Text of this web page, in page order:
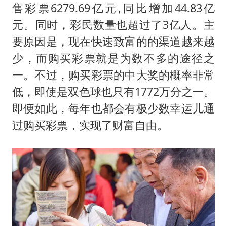
国防部回应日本试射“战斧”导弹
曝美拒绝乌增购“爱国者”导弹请求
改名后的“青海拉面”店
中国女篮热身赛7日将战尼日利亚
台风灿鸿未来对中国无影响
东方之约 相约未来
售彩票6279.69亿元,同比增加44.83亿
元。同时，彩民数量也超过了3亿人。主
要原因是，现在快速致富的的渠道越来越
少，而购买彩票就是为数不多的途径之
一。不过，购买彩票的中大奖的概率非常
低，即使是双色球也只有1772万分之一。
即便如此，每年也都会有极少数幸运儿通
过购买彩票，实现了财富自由。